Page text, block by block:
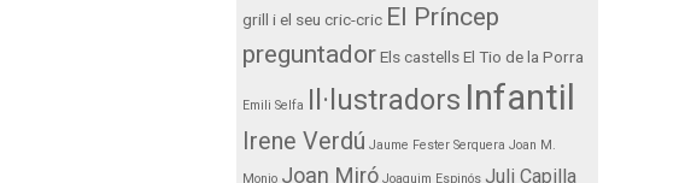
grill i el seu cric-cric El Príncep
preguntadorEls castellsEl Tio de la Porra
Emili Selfa Il·lustradors Infantil
Irene Verdú Jaume Fester Serquera Joan M.
Monjo Joan Miró Joaquim Espinós Juli Capilla